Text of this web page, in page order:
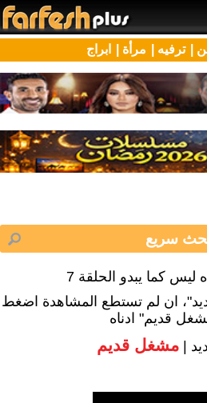
| ترفيه | مرأة | ابراج
كما يبدو الحلقة 7
ان لم تستطع المشاهدة اضغط
قديم" ادناه
| مشغل قديم